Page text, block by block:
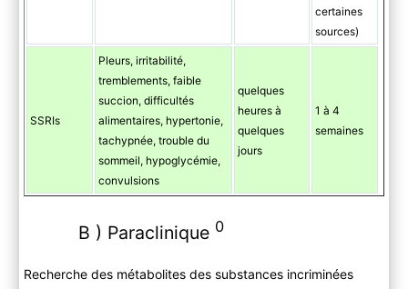
certaines
sources)
SSRIs
Pleurs, irritabilité,
tremblements, faible
succion, difficultés
alimentaires, hypertonie,
tachypnée, trouble du
sommeil, hypoglycémie,
convulsions
quelques
heures à
quelques
jours
1 à 4
semaines
B ) Paraclinique 0
Recherche des métabolites des substances incriminées